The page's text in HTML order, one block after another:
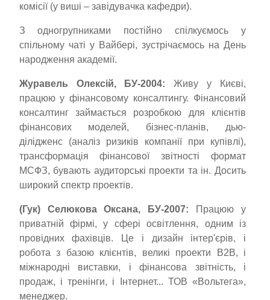
комісії (у виші – завідувачка кафедри).
З одногрупниками постійно спілкуємось у
спільному чаті у Вайбері, зустрічаємось на День
народження академії.
Журавель Олексій, БУ-2004: Живу у Києві,
працюю у фінансовому консалтингу. Фінансовий
консалтинг займається розробкою для клієнтів
фінансових моделей, бізнес-планів, дью-
ділідженс (аналіз ризиків компанії при купівлі),
трансформація фінансової звітності формат
МСФЗ, бувають аудиторські проекти та ін. Досить
широкий спектр проектів.
(Гук) Селюкова Оксана, БУ-2007: Працюю у
приватній фірмі, у сфері освітлення, одним із
провідних фахівців. Це і дизайн інтер'єрів, і
робота з базою клієнтів, великі проекти B2B, і
міжнародні виставки, і фінансова звітність, і
продаж, і тренінги, і Інтернет... ТОВ «Вольтега»,
менеджер.